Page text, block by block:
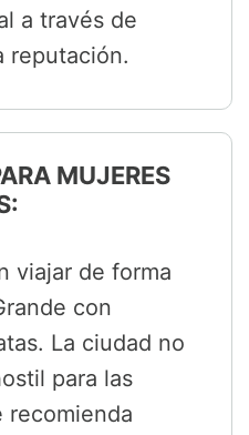
a través de
reputación.
MUJERES
viajar de forma
con
La ciudad no
para las
recomienda